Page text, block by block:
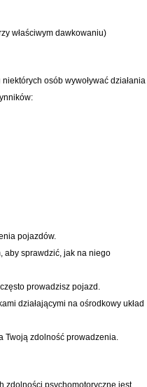
właściwym dawkowaniu)
osób wywoływać działania
pojazdów.
aby sprawdzić, jak na niego
prowadzisz pojazd.
działającymi na ośrodkowy układ
Twoją zdolność prowadzenia.
zdolności psychomotoryczne jest